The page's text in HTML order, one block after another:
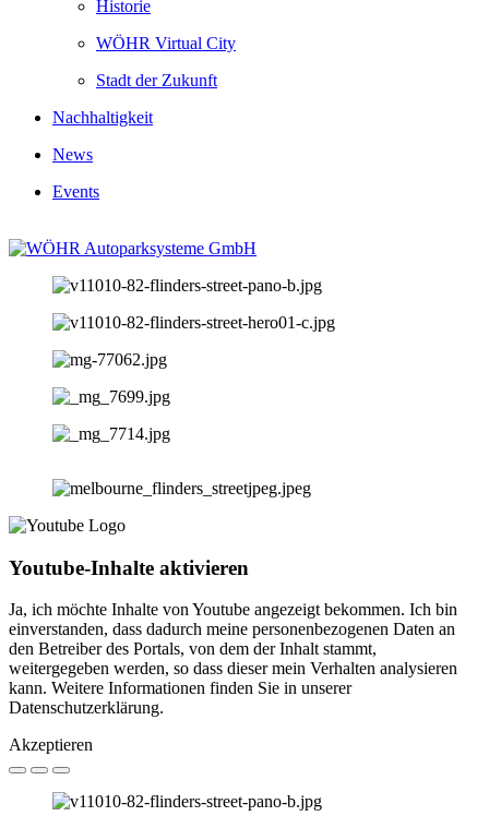
Historie
WÖHR Virtual City
Stadt der Zukunft
Nachhaltigkeit
News
Events
Youtube-Inhalte aktivieren
Ja, ich möchte Inhalte von Youtube angezeigt bekommen. Ich bin
einverstanden, dass dadurch meine personenbezogenen Daten an
den Betreiber des Portals, von dem der Inhalt stammt,
weitergegeben werden, so dass dieser mein Verhalten analysieren
kann. Weitere Informationen finden Sie in unserer
Datenschutzerklärung.
Akzeptieren